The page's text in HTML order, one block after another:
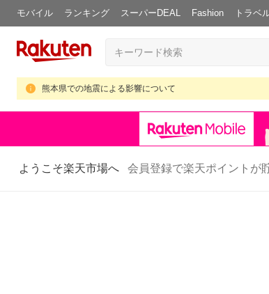
モバイル ランキング スーパーDEAL Fashion トラベ
熊本県での地震による影響について
ようこそ楽天市場へ 会員登録で楽天ポイントが